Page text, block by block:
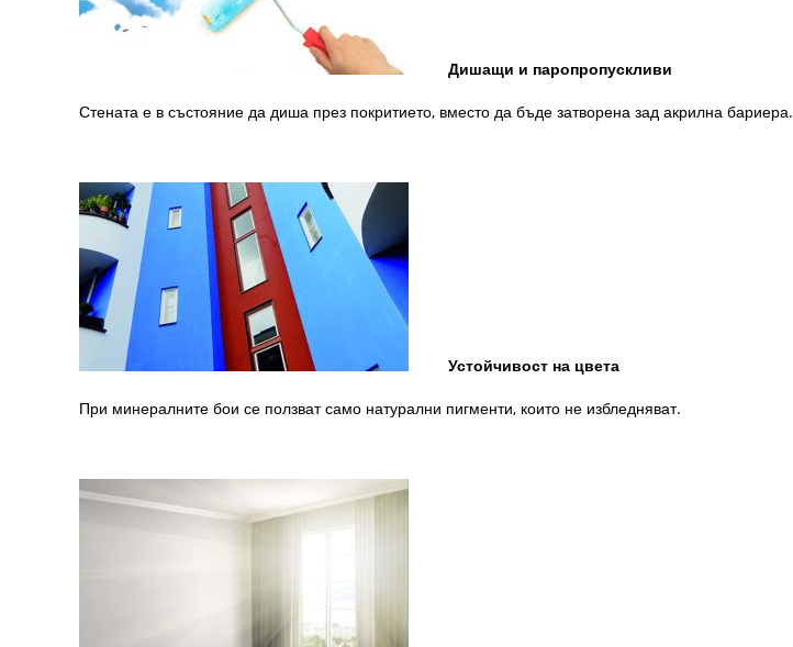
Дишащи и паропропускливи
Стената е в състояние да диша през покритието, вместо да бъде затворена зад акрилна бариера.
Устойчивост на цвета
При минералните бои се ползват само натурални пигменти, които не избледняват.